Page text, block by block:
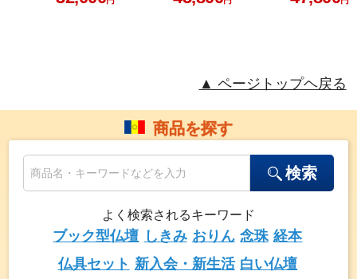
▲ ページトップヘ戻る
商品を探す
検索
よく検索されるキーワード
ブック型仏壇 しきみ おりん 念珠 経本
仏具セット 新入会・新生活 白い仏壇